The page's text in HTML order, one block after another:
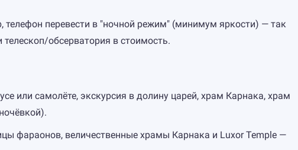
телефон перевести в "ночной режим" (минимум яркости) — так
обсерватория в стоимость.
или самолёте, экскурсия в долину царей, храм Карнака, храм
фараонов, величественные храмы Карнака и Luxor Temple —